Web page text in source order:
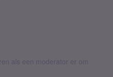
als een moderator er om